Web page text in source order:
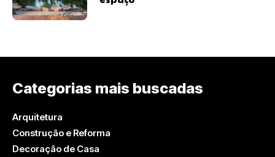
Categorias mais buscadas
Arquitetura
Construção e Reforma
Decoração de Casa